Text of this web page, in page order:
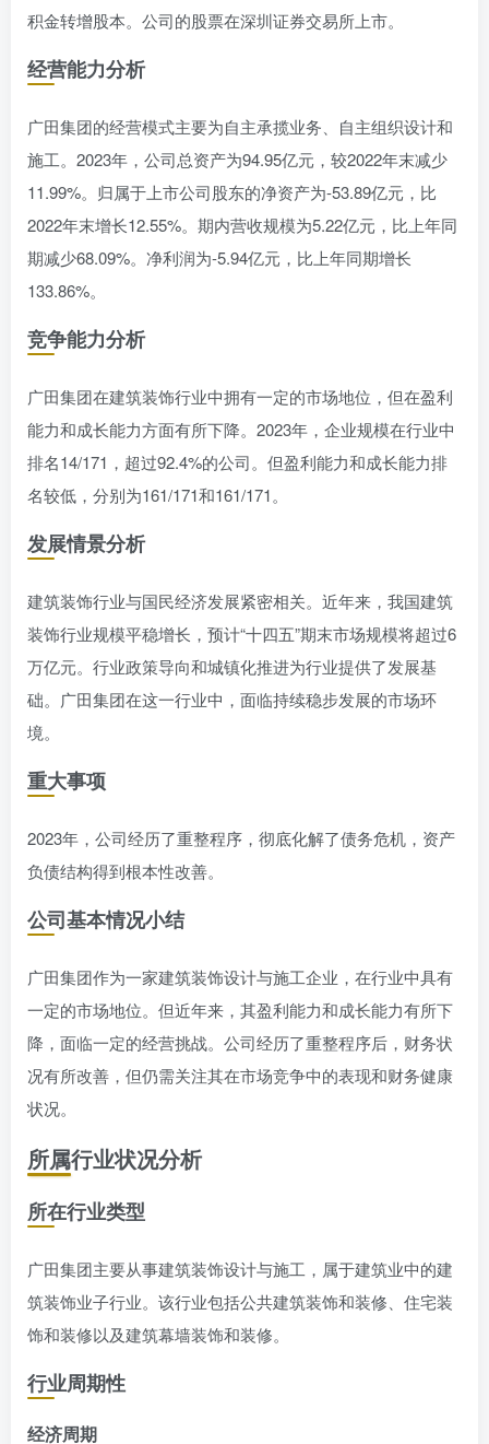
积金转增股本。公司的股票在深圳证券交易所上市。
经营能力分析
广田集团的经营模式主要为自主承揽业务、自主组织设计和
施工。2023年，公司总资产为94.95亿元，较2022年末减少
11.99%。归属于上市公司股东的净资产为-53.89亿元，比
2022年末增长12.55%。期内营收规模为5.22亿元，比上年同
期减少68.09%。净利润为-5.94亿元，比上年同期增长
133.86%。
竞争能力分析
广田集团在建筑装饰行业中拥有一定的市场地位，但在盈利
能力和成长能力方面有所下降。2023年，企业规模在行业中
排名14/171，超过92.4%的公司。但盈利能力和成长能力排
名较低，分别为161/171和161/171。
发展情景分析
建筑装饰行业与国民经济发展紧密相关。近年来，我国建筑
装饰行业规模平稳增长，预计“十四五”期末市场规模将超过6
万亿元。行业政策导向和城镇化推进为行业提供了发展基
础。广田集团在这一行业中，面临持续稳步发展的市场环
境。
重大事项
2023年，公司经历了重整程序，彻底化解了债务危机，资产
负债结构得到根本性改善。
公司基本情况小结
广田集团作为一家建筑装饰设计与施工企业，在行业中具有
一定的市场地位。但近年来，其盈利能力和成长能力有所下
降，面临一定的经营挑战。公司经历了重整程序后，财务状
况有所改善，但仍需关注其在市场竞争中的表现和财务健康
状况。
所属行业状况分析
所在行业类型
广田集团主要从事建筑装饰设计与施工，属于建筑业中的建
筑装饰业子行业。该行业包括公共建筑装饰和装修、住宅装
饰和装修以及建筑幕墙装饰和装修。
行业周期性
经济周期